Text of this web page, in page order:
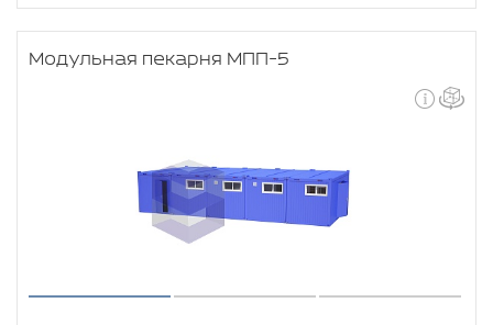
Модульная пекарня МПП-5